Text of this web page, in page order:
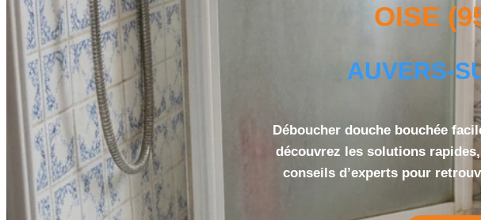
OISE
AUVERS-
Déboucher douche bouchée
découvrez les solutions
conseils d’experts pour